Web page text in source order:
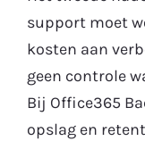
support moet
kosten aan
geen controle
Bij Office365
opslag en